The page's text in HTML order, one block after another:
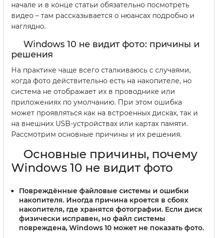
начале и в конце статьи обязательно посмотреть
видео – там рассказывается о нюансах подробно и
наглядно.
Windows 10 не видит фото: причины и
решения
На практике чаще всего сталкиваюсь с случаями,
когда фото действительно есть на накопителе, но
система не отображает их в проводнике или
приложениях по умолчанию. При этом ошибка
может проявляться как на встроенных дисках, так и
на внешних USB-устройствах или картах памяти.
Рассмотрим основные причины и их решения.
Основные причины, почему
Windows 10 не видит фото
Повреждённые файловые системы и ошибки
накопителя. Иногда причина кроется в сбоях
накопителя, где хранятся фотографии. Если диск
физически исправен, но файл системы
повреждена, Windows 10 может не показать фото.